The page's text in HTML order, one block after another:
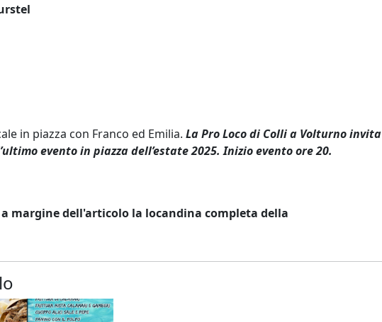
in piazza con Franco ed Emilia. La Pro Loco di Colli a Volturno invita
evento in piazza dell’estate 2025. Inizio evento ore 20.
margine dell'articolo la locandina completa della